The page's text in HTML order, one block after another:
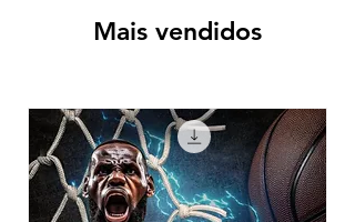
Mais vendidos